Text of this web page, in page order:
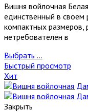
Вишня войлочная
единственный в своем
компактных размеров,
нетребователен в
Выбрать ...
Быстрый просмотр
Хит
Закрыть